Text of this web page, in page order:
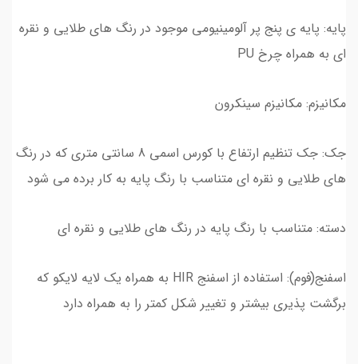
پایه: پایه ی پنج پر آلومینیومی موجود در رنگ های طلایی و نقره
ای به همراه چرخ PU
مکانیزم: مکانیزم سینکرون
جک: جک تنظیم ارتفاع با کورس اسمی 8 سانتی متری که در رنگ
های طلایی و نقره ای متناسب با رنگ پایه به کار برده می شود
دسته: متناسب با رنگ پایه در رنگ های طلایی و نقره ای
اسفنج(فوم): استفاده از اسفنج HIR به همراه یک لایه لایکو که
برگشت پذیری بیشتر و تغییر شکل کمتر را به همراه دارد